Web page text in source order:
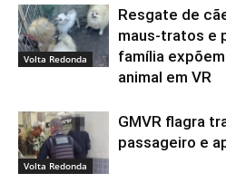
Volta Redonda
Resgate de
maus-tratos e
família
animal em VR
Volta Redonda
GMVR flagra
passageiro e